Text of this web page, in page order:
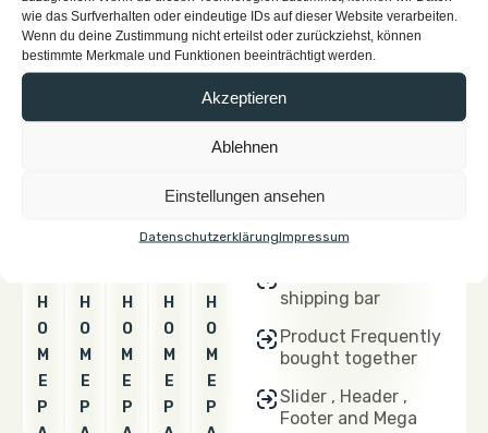
wie das Surfverhalten oder eindeutige IDs auf dieser Website verarbeiten.
Wenn du deine Zustimmung nicht erteilst oder zurückziehst, können
bestimmte Merkmale und Funktionen beeinträchtigt werden.
Akzeptieren
Ablehnen
Einstellungen ansehen
DatenschutzerklärungImpressum
H
O
M
E
P
H
O
M
E
P
H
O
M
E
P
H
O
M
E
P
H
O
M
E
P
Ajax service filter
Ajax product add
to cart
Inbuilt product
compare
shipping bar
Product Frequently
bought together
Slider , Header ,
Footer and Mega